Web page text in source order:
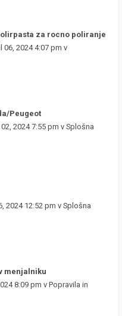
za rocno poliranje
06, 2024 4:07 pm v
Peugeot
2024 7:55 pm v Splošna
2024 12:52 pm vSplošna
menjalniku
8:09 pm v Popravila in